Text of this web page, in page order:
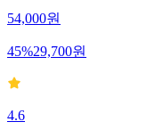
54,000원
45%29,700원
4.6